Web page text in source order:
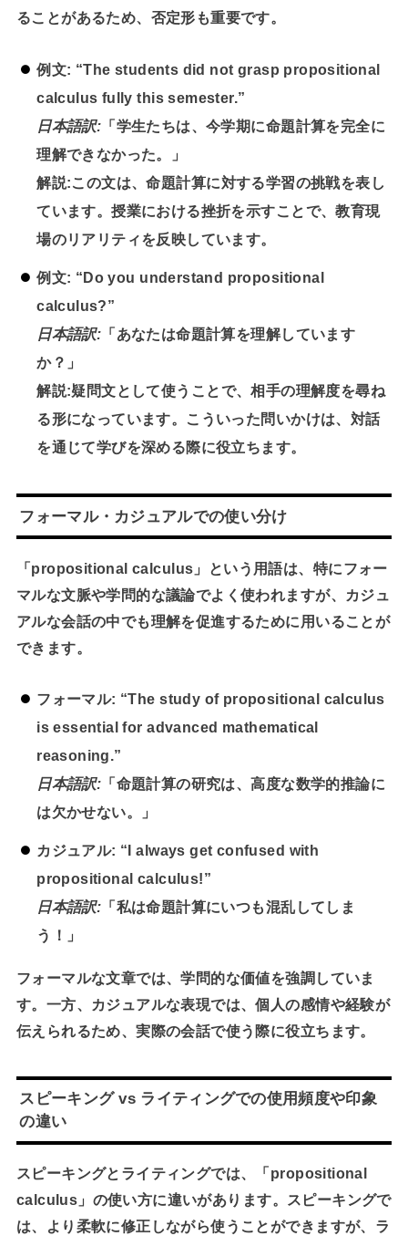
ることがあるため、否定形も重要です。
例文: “The students did not grasp propositional
calculus fully this semester.”
日本語訳: 「学生たちは、今学期に命題計算を完全に
理解できなかった。」
解説:この文は、命題計算に対する学習の挑戦を表し
ています。授業における挫折を示すことで、教育現
場のリアリティを反映しています。
例文: “Do you understand propositional
calculus?”
日本語訳: 「あなたは命題計算を理解しています
か？」
解説:疑問文として使うことで、相手の理解度を尋ね
る形になっています。こういった問いかけは、対話
を通じて学びを深める際に役立ちます。
フォーマル・カジュアルでの使い分け
「propositional calculus」という用語は、特にフォー
マルな文脈や学問的な議論でよく使われますが、カジュ
アルな会話の中でも理解を促進するために用いることが
できます。
フォーマル: “The study of propositional calculus
is essential for advanced mathematical
reasoning.”
日本語訳: 「命題計算の研究は、高度な数学的推論に
は欠かせない。」
カジュアル: “I always get confused with
propositional calculus!”
日本語訳: 「私は命題計算にいつも混乱してしま
う！」
フォーマルな文章では、学問的な価値を強調していま
す。一方、カジュアルな表現では、個人の感情や経験が
伝えられるため、実際の会話で使う際に役立ちます。
スピーキング vs ライティングでの使用頻度や印象
の違い
スピーキングとライティングでは、「propositional
calculus」の使い方に違いがあります。スピーキングで
は、より柔軟に修正しながら使うことができますが、ラ